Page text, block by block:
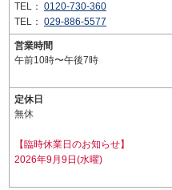
TEL： 0120-730-360
TEL： 029-886-5577
営業時間
午前10時〜午後7時
定休日
無休
【臨時休業日のお知らせ】
2026年9月9日(水曜)